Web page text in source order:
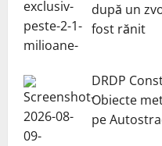
după un
fost rănit
DRDP
Obiecte
pe